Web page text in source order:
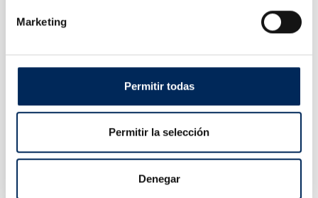
Marketing
Permitir todas
Permitir la selección
Denegar